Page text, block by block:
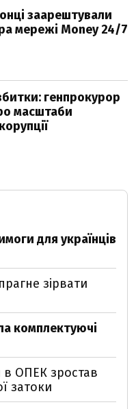
заарештували
мережі Money 24/7
генпрокурор
масштаби
для українців
зірвати
комплектуючі
в ОПЕК зростав
затоки